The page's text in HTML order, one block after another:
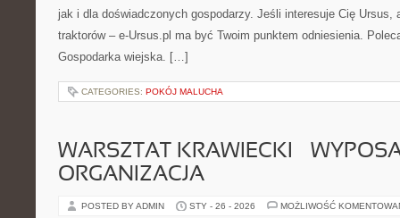
jak i dla doświadczonych gospodarzy. Jeśli interesuje Cię Ursus,
traktorów – e-Ursus.pl ma być Twoim punktem odniesienia.
Gospodarka wiejska. […]
CATEGORIES: POKÓJ MALUCHA
WARSZTAT KRAWIECKI –
ORGANIZACJA
POSTED BY ADMIN STY - 26 - 2026 MOŻLIWOŚĆ